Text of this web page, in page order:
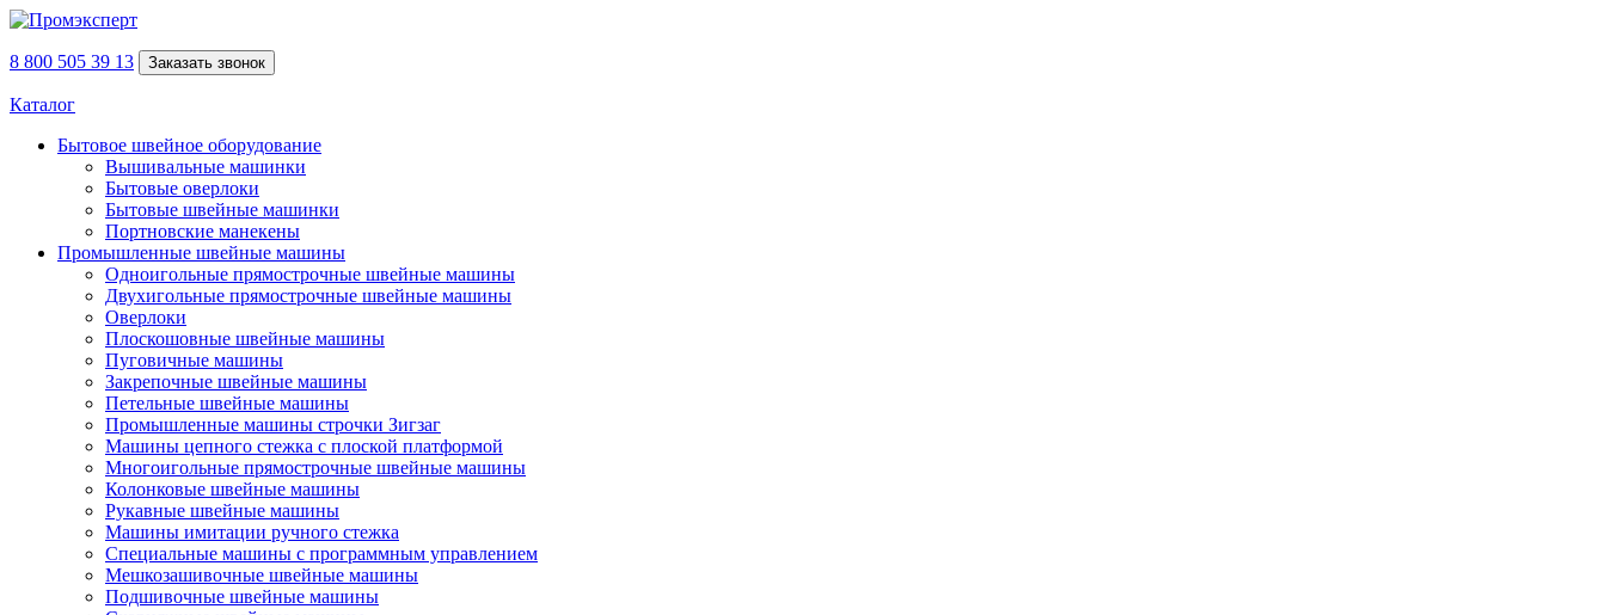
8 800 505 39 13 Заказать звонок
Каталог
Бытовое швейное оборудование
Вышивальные машинки
Бытовые оверлоки
Бытовые швейные машинки
Портновские манекены
Промышленные швейные машины
Одноигольные прямострочные швейные машины
Двухигольные прямострочные швейные машины
Оверлоки
Плоскошовные швейные машины
Пуговичные машины
Закрепочные швейные машины
Петельные швейные машины
Промышленные машины строчки Зигзаг
Машины цепного стежка с плоской платформой
Многоигольные прямострочные швейные машины
Колонковые швейные машины
Рукавные швейные машины
Машины имитации ручного стежка
Специальные машины с программным управлением
Мешкозашивочные швейные машины
Подшивочные швейные машины